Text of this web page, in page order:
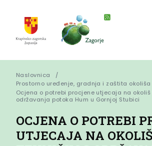
Naslovnica
Prostorno uređenje, gradnja i zaštita okoliša
Ocjena o potrebi procjene utjecaja na okoliš
održavanja potoka Hum u Gornjoj Stubici
OCJENA O POTREBI
UTJECAJA NA OKOLIŠ